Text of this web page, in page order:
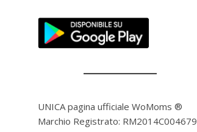
UNICA pagina ufficiale WoMoms ®
Marchio Registrato: RM2014C004679